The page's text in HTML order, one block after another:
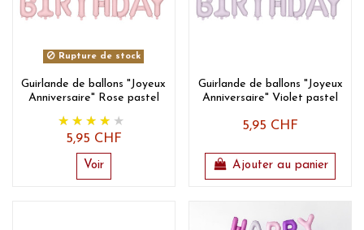
Rupture de stock
Guirlande de ballons "Joyeux
Anniversaire" Rose pastel
5,95 CHF
Voir
Guirlande de ballons "Joyeux
Anniversaire" Violet pastel
5,95 CHF
Ajouter au panier